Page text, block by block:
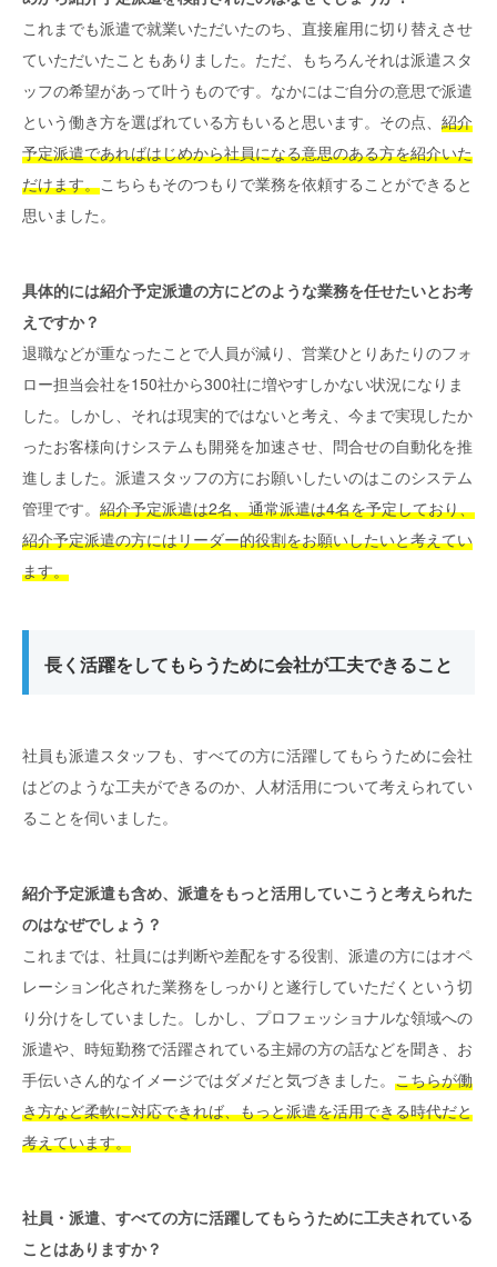
これまでも派遣で就業いただいたのち、直接雇用に切り替えさせ
ていただいたこともありました。ただ、もちろんそれは派遣スタ
ッフの希望があって叶うものです。なかにはご自分の意思で派遣
という働き方を選ばれている方もいると思います。その点、 紹介
予定派遣であればはじめから社員になる意思のある方を紹介いた
だけます。こちらもそのつもりで業務を依頼することができると
思いました。
具体的には紹介予定派遣の方にどのような業務を任せたいとお考
えですか？
退職などが重なったことで人員が減り、営業ひとりあたりのフォ
ロー担当会社を150社から300社に増やすしかない状況になりま
した。しかし、それは現実的ではないと考え、今まで実現したか
ったお客様向けシステムも開発を加速させ、問合せの自動化を推
進しました。派遣スタッフの方にお願いしたいのはこのシステム
管理です。 紹介予定派遣は2名、通常派遣は4名を予定しており、
紹介予定派遣の方にはリーダー的役割をお願いしたいと考えてい
ます。
長く活躍をしてもらうために会社が工夫できること
社員も派遣スタッフも、すべての方に活躍してもらうために会社
はどのような工夫ができるのか、人材活用について考えられてい
ることを伺いました。
紹介予定派遣も含め、派遣をもっと活用していこうと考えられた
のはなぜでしょう？
これまでは、社員には判断や差配をする役割、派遣の方にはオペ
レーション化された業務をしっかりと遂行していただくという切
り分けをしていました。しかし、プロフェッショナルな領域への
派遣や、時短勤務で活躍されている主婦の方の話などを聞き、お
手伝いさん的なイメージではダメだと気づきました。 こちらが働
き方など柔軟に対応できれば、もっと派遣を活用できる時代だと
考えています。
社員・派遣、すべての方に活躍してもらうために工夫されている
ことはありますか？